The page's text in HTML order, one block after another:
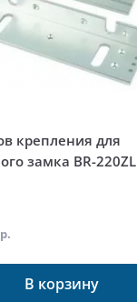
крепления для
замка BR-220ZL
В корзину